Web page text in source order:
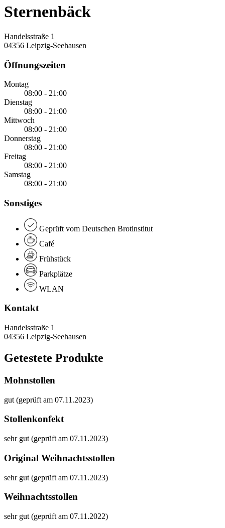
Sternenbäck
Handelsstraße 1
04356 Leipzig-Seehausen
Öffnungszeiten
Montag
08:00 - 21:00
Dienstag
08:00 - 21:00
Mittwoch
08:00 - 21:00
Donnerstag
08:00 - 21:00
Freitag
08:00 - 21:00
Samstag
08:00 - 21:00
Sonstiges
Geprüft vom Deutschen Brotinstitut
Café
Frühstück
Parkplätze
WLAN
Kontakt
Handelsstraße 1
04356 Leipzig-Seehausen
Getestete Produkte
Mohnstollen
gut (geprüft am 07.11.2023)
Stollenkonfekt
sehr gut (geprüft am 07.11.2023)
Original Weihnachtsstollen
sehr gut (geprüft am 07.11.2023)
Weihnachtsstollen
sehr gut (geprüft am 07.11.2022)